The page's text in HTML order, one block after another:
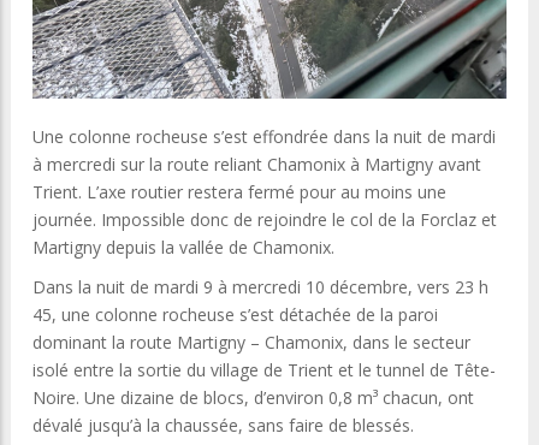
Une colonne rocheuse s’est effondrée dans la nuit de mardi
à mercredi sur la route reliant Chamonix à Martigny avant
Trient. L’axe routier restera fermé pour au moins une
journée. Impossible donc de rejoindre le col de la Forclaz et
Martigny depuis la vallée de Chamonix.
Dans la nuit de mardi 9 à mercredi 10 décembre, vers 23 h
45, une colonne rocheuse s’est détachée de la paroi
dominant la route Martigny – Chamonix, dans le secteur
isolé entre la sortie du village de Trient et le tunnel de Tête-
Noire. Une dizaine de blocs, d’environ 0,8 m³ chacun, ont
dévalé jusqu’à la chaussée, sans faire de blessés.